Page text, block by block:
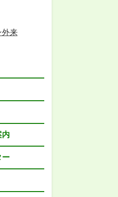
外来
内
ー